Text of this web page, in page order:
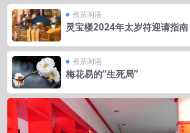
煮茶闲语
灵宝楼2024年太岁符迎请指南
煮茶闲语
梅花易的“生死局”